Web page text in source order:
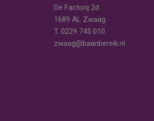
De Factorij 2d
1689 AL Zwaag
T. 0229 745 010
zwaag@baanbereik.nl